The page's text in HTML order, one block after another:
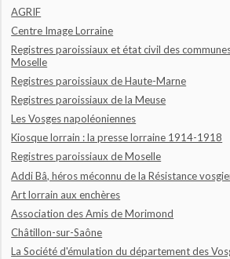
AGRIF
Centre Image Lorraine
Registres paroissiaux et état civil des
Moselle
Registres paroissiaux de Haute-Marne
Registres paroissiaux de la Meuse
Les Vosges napoléoniennes
Kiosque lorrain : la presse lorraine 1914-1918
Registres paroissiaux de Moselle
Addi Bâ, héros méconnu de la Résistance
Art lorrain aux enchères
Association des Amis de Morimond
Châtillon-sur-Saône
La Société d'émulation du département des